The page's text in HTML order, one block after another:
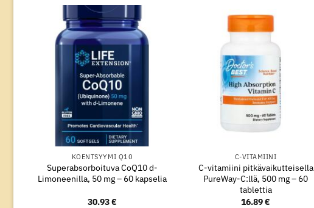
KOENTSYYMI Q10
Superabsorboituva CoQ10 d-
Limoneenilla, 50 mg – 60 kapselia
30.93€
C-VITAMIINI
C-vitamiini pitkävaikutteisella
PureWay-C:llä, 500 mg – 60
tablettia
16.89€